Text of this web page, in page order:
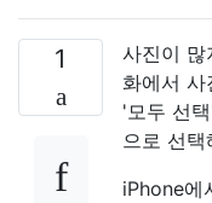
1
사진이 많
화에서 사
'모두 선
으로 선택
iPhone에